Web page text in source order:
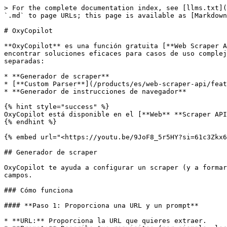
> For the complete documentation index, see [llms.txt](https://developers.oxylabs.io/llms.txt). Markdown versions of documentation pages are available by appending `.md` to page URLs; this page is available as [Markdown](https://developers.oxylabs.io/products/es/web-scraper-api/web-scraper-api-playground/oxycopilot.md).

# OxyCopilot

**OxyCopilot** es una función gratuita [**Web Scraper API** ](/products/es/web-scraper-api.md)que hace que la incorporación sea más fácil y ayuda a los usuarios a encontrar soluciones eficaces para casos de uso complejos, todo sin necesidad de conocimientos de programación. OxyCopilot actualmente incluye tres funciones separadas:

* **Generador de scraper**
* [**Custom Parser**](/products/es/web-scraper-api/features/custom-parser.md) **generador**
* **Generador de instrucciones de navegador**

{% hint style="success" %}
OxyCopilot está disponible en el [**Web** **Scraper API Playground**](https://dashboard.oxylabs.io/?route=/api-playground) en el panel de Oxylabs.
{% endhint %}

{% embed url="<https://youtu.be/9JoF8_5r5HY?si=61c3Zkx6FrH06PVa>" %}

## Generador de scraper

OxyCopilot te ayuda a configurar un scraper (y a formar el cuerpo de la solicitud) para Web Scraper API sin necesidad de entender la documentación ni la lógica de los campos.

### Cómo funciona

#### **Paso 1: Proporciona una URL y un prompt**

* **URL:** Proporciona la URL que quieres extraer.
* **Prompt:** Describe tus requisitos (por ejemplo, localización, renderizado con JS, etc.).

<figure><img src="/files/b5d8373c29aecd6719d218e70f82f23ceebdfc39" alt="" width="563"><figcaption></figcaption></figure>

**Paso 2: Análisis**

Tienes tres opciones para gestionar el análisis:

1. **Custom Parser**: Selecciona "Agregar instrucciones de análisis" para crear tu propia lógica de análisis usando el [**Custom Parser builder**](#custom-parser-builder).
2. **Parser dedicado**: Si la URL es de un sitio web para el que proporcionamos un parser dedicado y quieres usarlo, selecciona "Continuar con el parser dedicado".
3. **Sin análisis**: Elige continuar sin análisis si no necesitas datos estructurados.

{% hint style="warning" %}
Si la URL pertenece a un sitio web para el que tenemos un parser dedicado, pero no necesitas datos estructurados, selecciona "Continuar con el parser dedicado" y desactiva el parámetro parse en la configuración del playground. Evita usar el botón de salida, ya que no guardará los parámetros rellenados previamente.
{% endhint %}

<div><figure><img src="/files/3a35aa37e069bbc274945dea95306737ef4793ba" alt="" width="375"><figcaption><p>Si no tenemos un parser dedicado</p></figcaption></figure> <figure><img src="/files/11b95d107a5831ef8314053bdca9c5443951fefb" alt="" width="375"><figcaption><p>Si tenemos un parser dedicado</p></figcaption></figure></div>

#### **Paso 3: Revisa la solicitud**

Según tu prompt, OxyCopilot rellenará previamente los parámetros necesarios en el Web Scraper API Playground. Verás el código de solicitud específico y los parámetros para tu caso de uso, y podrás ajustar los parámetros si es necesario.

**Paso 4: Envía la solicitud y copia**

Si todo se ve bien, envía la solicitud para ver cómo se ve la salida y comprobar si funciona como esperas. Luego, copia el código de la solicitud para usarlo en tus tareas de extracción